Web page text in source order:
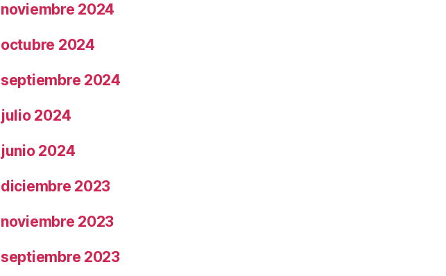
noviembre 2024
octubre 2024
septiembre 2024
julio 2024
junio 2024
diciembre 2023
noviembre 2023
septiembre 2023